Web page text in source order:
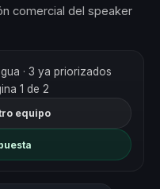
comercial del speaker
· 3 ya priorizados
1 de 2
equipo